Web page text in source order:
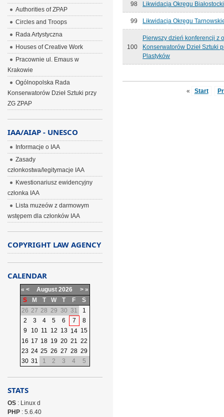
98 Likwidacja Okręgu
99 Likwidacja Okręgu
100
Pierwszy dzień konferencji z
Konserwatorów Dzieł Sztuki
Plastyków
« Start
Authorities of ZPAP
Circles and Troops
Rada Artystyczna
Houses of Creative Work
Pracownie ul. Emaus w
Krakowie
Ogólnopolska Rada
Konserwatorów Dzieł Sztuki przy
ZG ZPAP
IAA/AIAP - UNESCO
Informacje o IAA
Zasady
członkostwa/legitymacje IAA
Kwestionariusz ewidencyjny
członka IAA
Lista muzeów z darmowym
wstępem dla członków IAA
COPYRIGHT LAW AGENCY
CALENDAR
« < August 2026 > »
S
M T W T F
S
26 27 28 29 30 31
1
2
3 4 5 6 7
8
9
10 11 12 13 14 15
16 17 18 19 20 21 22
23 24 25 26 27 28 29
30 31 1 2 3 4 5
STATS
OS: Linux d
PHP: 5.6.40